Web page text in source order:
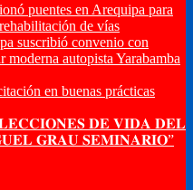
puentes en Arequipa para
de vías
suscribió convenio con
moderna autopista Yarabamba
en buenas prácticas
𝐃𝐄 𝐕𝐈𝐃𝐀 𝐃𝐄𝐋
𝐆𝐑𝐀𝐔 𝐒𝐄𝐌𝐈𝐍𝐀𝐑𝐈𝐎”